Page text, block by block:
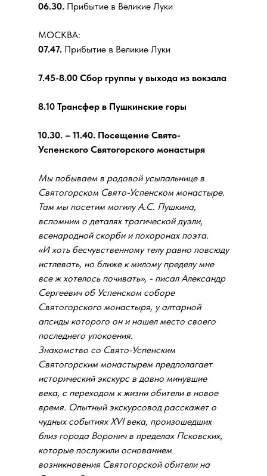
06.30. Прибытие в Великие Луки
МОСКВА:
07.47. Прибытие в Великие Луки
7.45-8.00 Сбор группы у выхода из вокзала
8.10 Трансфер в Пушкинские горы
10.30. – 11.40. Посещение Свято-
Успенского Святогорского монастыря
Мы побываем в родовой усыпальнице в
Святогорском Свято-Успенском монастыре.
Там мы посетим могилу А.С. Пушкина,
вспомним о деталях трагической дуэли,
всенародной скорби и похоронах поэта.
«И хоть бесчувственному телу равно повсюду
истлевать, но ближе к милому пределу мне
все ж хотелось почивать», - писал Александр
Сергеевич об Успенском соборе
Святогорского монастыря, у алтарной
апсиды которого он и нашел место своего
последнего упокоения.
Знакомство со Свято-Успенским
Святогорским монастырем предполагает
исторический экскурс в давно минувшие
века, с переходом к жизни обители в новое
время. Опытный экскурсовод расскажет о
чудных событиях XVI века, произошедших
близ города Воронич в пределах Псковских,
которые послужили основанием
возникновения Святогорской обители на